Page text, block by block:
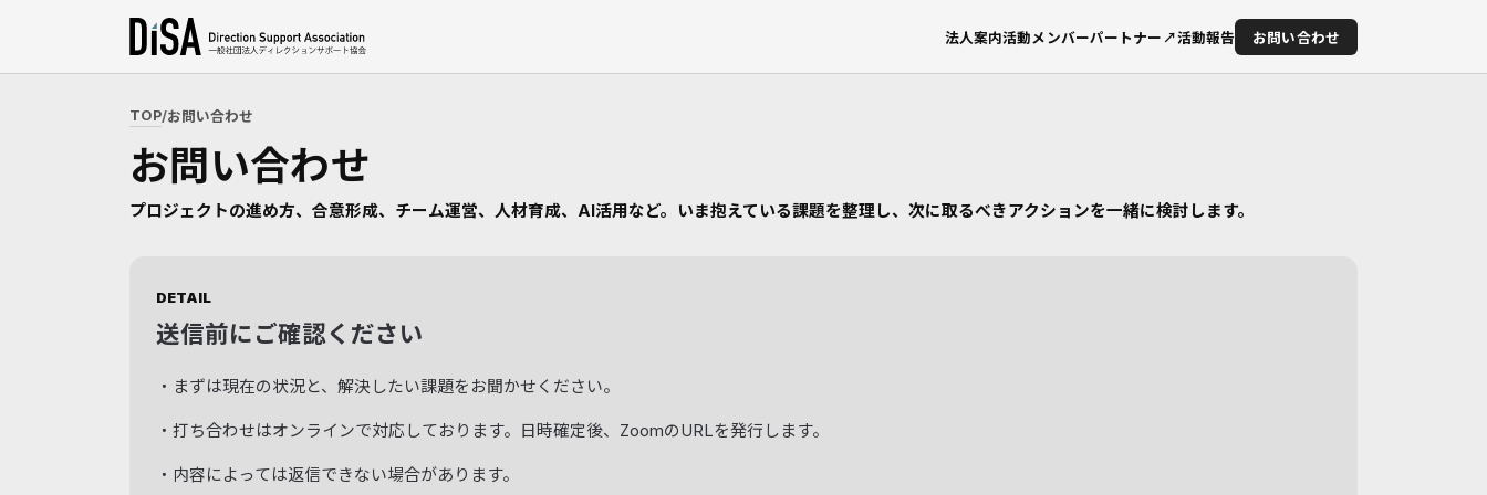
法人案内活動 メンバーパートナー ↗活動報告 お問い合わせ
TOP お問い合わせ
お問い合わせ
プロジェクトの進め方、合意形成、チーム運営、人材育成、AI活用など。いま抱えている課題を整理し、次に取るべきアクションを一緒に検討します。
DETAIL
送信前にご確認ください
・まずは現在の状況と、解決したい課題をお聞かせください。
・打ち合わせはオンラインで対応しております。日時確定後、ZoomのURLを発行します。
・内容によっては返信できない場合があります。